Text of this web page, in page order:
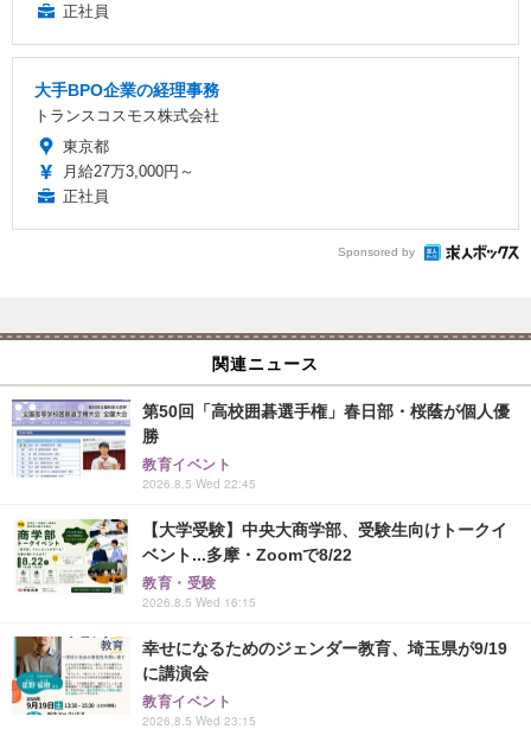
正社員
大手BPO企業の経理事務
トランスコスモス株式会社
東京都
月給27万3,000円～
正社員
Sponsored by
関連ニュース
第50回「高校囲碁選手権」春日部・桜蔭が個人優
勝
教育イベント
2026.8.5 Wed 22:45
【大学受験】中央大商学部、受験生向けトークイ
ベント...多摩・Zoomで8/22
教育・受験
2026.8.5 Wed 16:15
幸せになるためのジェンダー教育、埼玉県が9/19
に講演会
教育イベント
2026.8.5 Wed 23:15